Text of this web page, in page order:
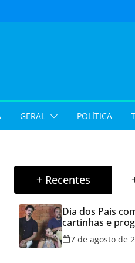
GERAL POLÍTICA
+ Recentes
Dia dos Pais
cartinhas e
musical gratuita
de Goiânia
7 de agosto de